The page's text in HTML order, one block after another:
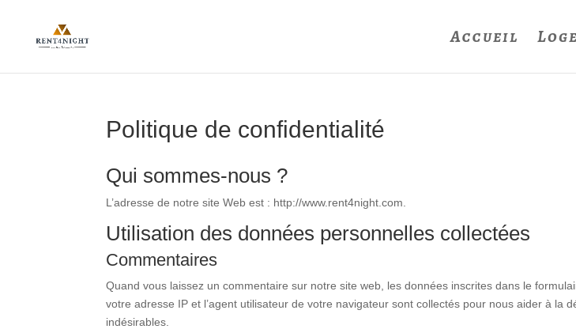
Accueil
Politique de confidentialité
Qui sommes-nous ?
L’adresse de notre site Web est : http://www.rent4night.com.
Utilisation des données personnelles collectées
Commentaires
Quand vous laissez un commentaire sur notre site web, les données inscrites dans le
votre adresse IP et l’agent utilisateur de votre navigateur sont collectés pour nous aider à la
indésirables.